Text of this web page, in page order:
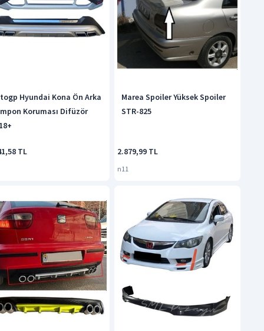
Hyundai Kona Ön Arka
Koruması Difüzör
TL
Marea Spoiler Yüksek Spoiler
STR-825
2.879,99 TL
n11